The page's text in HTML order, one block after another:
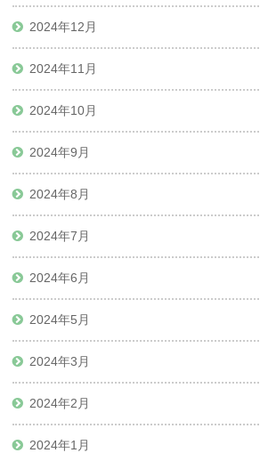
2024年12月
2024年11月
2024年10月
2024年9月
2024年8月
2024年7月
2024年6月
2024年5月
2024年3月
2024年2月
2024年1月